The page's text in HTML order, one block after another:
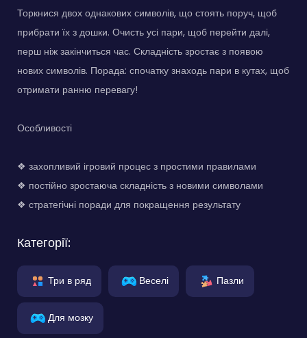
Торкнися двох однакових символів, що стоять поруч, щоб
прибрати їх з дошки. Очисть усі пари, щоб перейти далі,
перш ніж закінчиться час. Складність зростає з появою
нових символів. Порада: спочатку знаходь пари в кутах, щоб
отримати ранню перевагу!
Особливості
❖ захопливий ігровий процес з простими правилами
❖ постійно зростаюча складність з новими символами
❖ стратегічні поради для покращення результату
Категорії:
Три в ряд Веселі Пазли
Для мозку